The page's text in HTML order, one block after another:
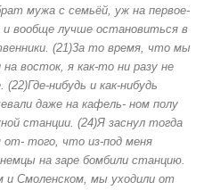
мужа с семьёй, уж на первое-
вообще лучше остановиться в
(21)3а то время, что мы
восток, я как-то ни разу не
нибудь и как-нибудь
даже на кафель- ном полу
станции. (24)Я заснул тогда
от- того, что из-под меня
на заре бомбили станцию.
и Смоленском, мы уходили от